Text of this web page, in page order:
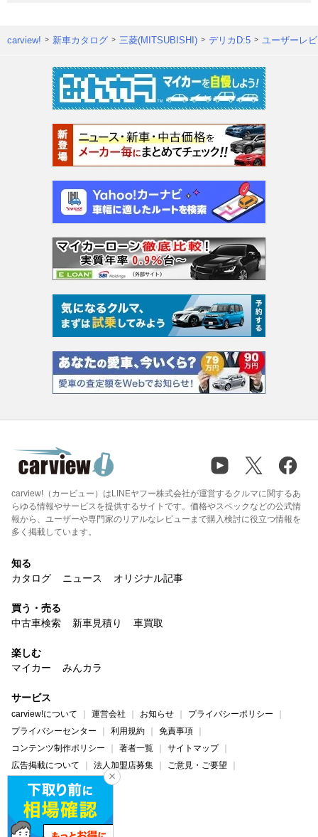
carview! 新車カタログ 三菱(MITSUBISHI) デリカD:5 ユーザーレ
carview!（カービュー）はLINEヤフー株式会社が運営するクルマに関するあ
らゆる情報やサービスを提供するサイトです。価格やスペックなどの公式情
報から、ユーザーや専門家のリアルなレビューまで購入検討に役立つ情報を
多く掲載しています。
知る
カタログ
ニュース オリジナル記事
買う・売る
中古車検索
新車見積り 車買取
楽しむ
マイカー
みんカラ
サービス
carview!について 運営会社 お知らせ
プライバシーポリシー
プライバシーセンター
利用規約
免責事項
コンテンツ制作ポリシー
著者一覧
サイトマップ
広告掲載について
法人加盟店募集
ご意見・ご要望
ヘルプ・お問い合わせ
carview! Yahoo! JAPAN